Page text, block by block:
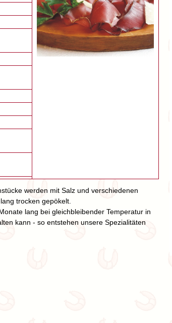
werden mit Salz und verschiedenen
trocken gepökelt.
lang bei gleichbleibender Temperatur in
kann - so entstehen unsere Spezialitäten